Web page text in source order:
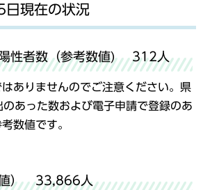
現在の状況
性者数（参考数値) 312人
ありませんのでご注意ください。県
のあった数および電子申請で登録のあ
数値です。
値） 33,866人